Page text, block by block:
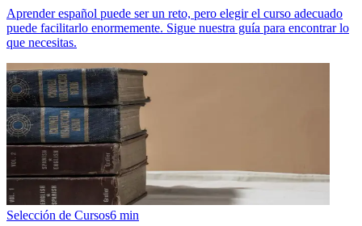
Aprender español puede ser un reto, pero elegir el curso adecuado
puede facilitarlo enormemente. Sigue nuestra guía para encontrar lo
que necesitas.
Selección de Cursos6 min